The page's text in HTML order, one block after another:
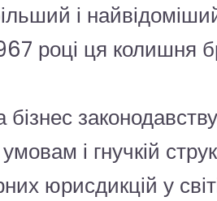
і
році ця колишня
і гнучкій
юрисдикцій у